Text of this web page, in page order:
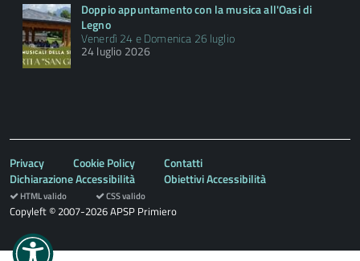
Doppio appuntamento con la musica all'Oasi di
Legno
Venerdì 24 e Domenica 26 luglio
24 luglio 2026
Privacy Cookie Policy
Contatti
Dichiarazione Accessibilità
Obiettivi Accessibilità
HTML valido CSS valido
Copyleft © 2007-2026 APSP Primiero